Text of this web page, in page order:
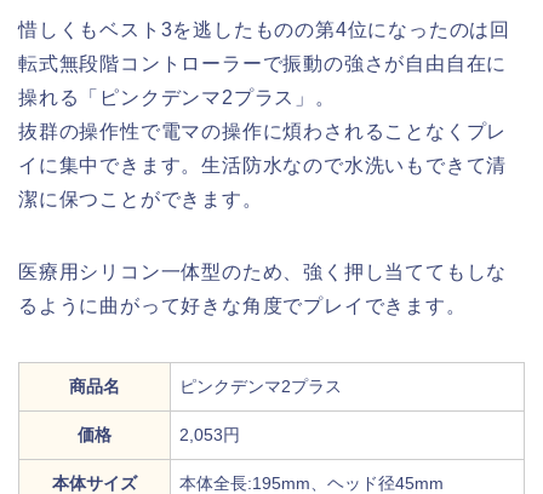
惜しくもベスト 3を逃したものの第4位になったのは回
転式無段階コントローラーで振動の強さが自由自在に
操れる「ピンクデンマ2プラス」。
抜群の操作性で電マの操作に煩わされることなくプレ
イに集中できます。生活防水なので水洗いもできて清
潔に保つことができます。
医療用シリコン一体型のため、強く押し当ててもしな
るように曲がって好きな角度でプレイできます。
商品名 ピンクデンマ2プラス
価格 2,053円
本体サイズ 本体全長:195mm、ヘッド径45mm